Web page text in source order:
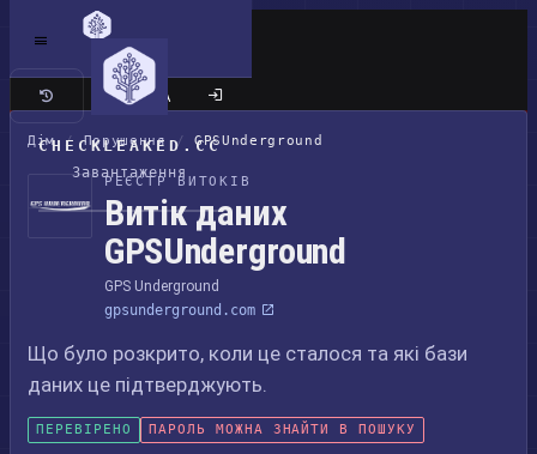
CHECKLEAKED.CC
Завантаження
Класичний сайт
Дім / Порушення / GPSUnderground
РЕЄСТР ВИТОКІВ
Витік даних
GPSUnderground
GPS Underground
gpsunderground.com
Що було розкрито, коли це сталося та які бази
даних це підтверджують.
ПЕРЕВІРЕНО ПАРОЛЬ МОЖНА ЗНАЙТИ В ПОШУКУ